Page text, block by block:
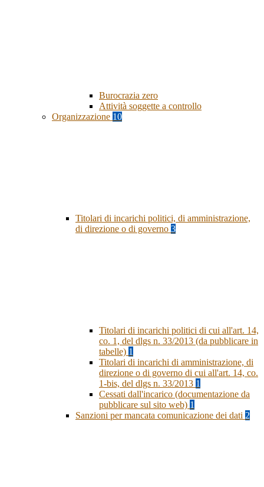
Burocrazia zero
Attività soggette a controllo
Organizzazione 10
Titolari di incarichi politici, di amministrazione,
di direzione o di governo 3
Titolari di incarichi politici di cui all'art. 14,
co. 1, del dlgs n. 33/2013 (da pubblicare in
tabelle) 1
Titolari di incarichi di amministrazione, di
direzione o di governo di cui all'art. 14, co.
1-bis, del dlgs n. 33/2013 1
Cessati dall'incarico (documentazione da
pubblicare sul sito web) 1
Sanzioni per mancata comunicazione dei dati 2